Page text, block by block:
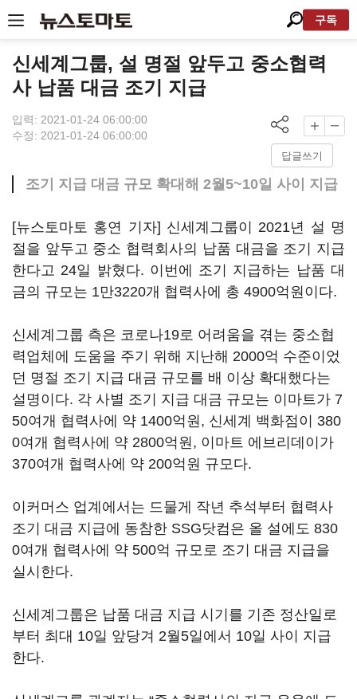
구독
신세계그룹, 설 명절 앞두고 중소협력
사 납품 대금 조기 지급
입력: 2021-01-24 06:00:00
수정: 2021-01-24 06:00:00
답글쓰기
조기 지급 대금 규모 확대해 2월5~10일 사이 지급
[뉴스토마토 홍연 기자] 신세계그룹이 2021년 설 명
절을 앞두고 중소 협력회사의 납품 대금을 조기 지급
한다고 24일 밝혔다. 이번에 조기 지급하는 납품 대
금의 규모는 1만3220개 협력사에 총 4900억원이다.
신세계그룹 측은 코로나19로 어려움을 겪는 중소협
력업체에 도움을 주기 위해 지난해 2000억 수준이었
던 명절 조기 지급 대금 규모를 배 이상 확대했다는
설명이다. 각 사별 조기 지급 대금 규모는 이마트가 7
50여개 협력사에 약 1400억원, 신세계 백화점이 380
0여개 협력사에 약 2800억원, 이마트 에브리데이가
370여개 협력사에 약 200억원 규모다.
이커머스 업계에서는 드물게 작년 추석부터 협력사
조기 대금 지급에 동참한 SSG닷컴은 올 설에도 830
0여개 협력사에 약 500억 규모로 조기 대금 지급을
실시한다.
신세계그룹은 납품 대금 지급 시기를 기존 정산일로
부터 최대 10일 앞당겨 2월5일에서 10일 사이 지급
한다.